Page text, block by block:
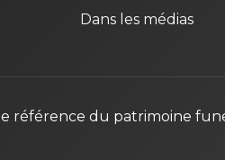
Dans les médias
référence du patrimoine